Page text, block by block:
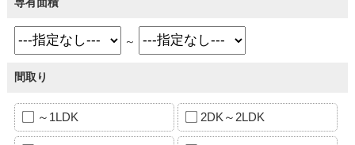
～
間取り
～1LDK 2DK～2LDK